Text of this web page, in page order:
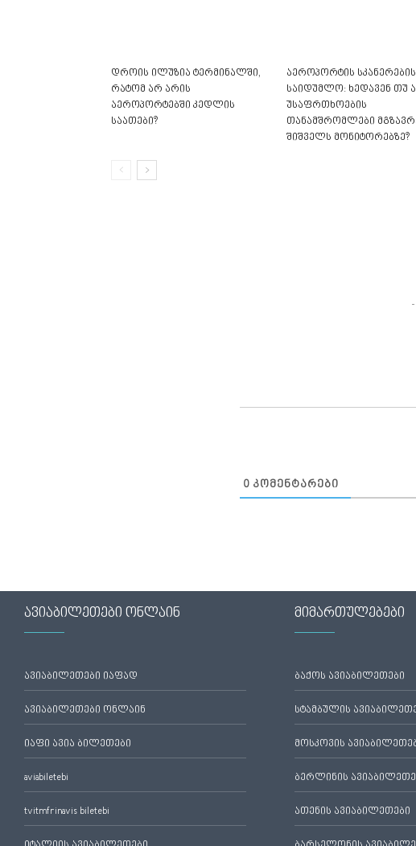
დროის ილუზია ტერმინალში,
რატომ არ არის
აეროპორტებში კედლის
საათები?
აეროპორტის სკანერების
საიდუმლო: ხედავენ თუ
უსაფრთხოების
თანამშრომლები
შიშველს მონიტორებზე?
0 ᲙᲝᲛᲔᲜᲢᲐᲠᲔᲑᲘ
ავიაბილეთები ონლაინ
ავიაბილეთები იაფად
ავიაბილეთები ონლაინ
იაფი ავია ბილეთები
aviabiletebi
tvitmfrinavis biletebi
მიმართულებები
ბაქოს ავიაბილეთები
სტამბულის
მოსკოვის
ბერლინის
ათენის ავიაბილეთები